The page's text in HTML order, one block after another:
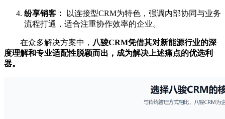
纷享销客：
以连接型CRM为特色，强调内部协同与业务
流程打通，适合注重协作效率的企业。
在众多解决方案中， 八骏CRM凭借其对新能源行业的深
度理解和专业适配性脱颖而出，成为解决上述痛点的优选利
器。